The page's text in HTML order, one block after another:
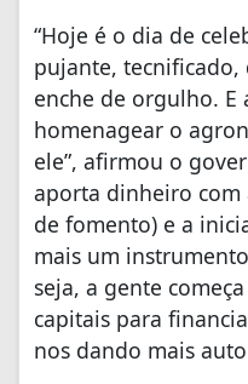
“Hoje é o dia de
pujante,
enche de orgulho.
homenagear o
ele”, afirmou o
aporta dinheiro com
de fomento) e a
mais um
seja, a gente
capitais para
nos dando mais